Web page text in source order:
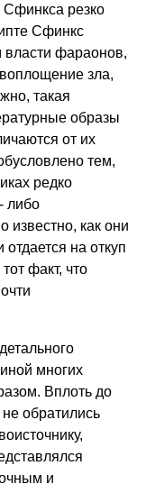
резко
Сфинкс
фараонов,
зла,
такая
образы
от их
тем,
редко
либо
известно, как они
на откуп
факт, что
многих
Вплоть до
обратились
и